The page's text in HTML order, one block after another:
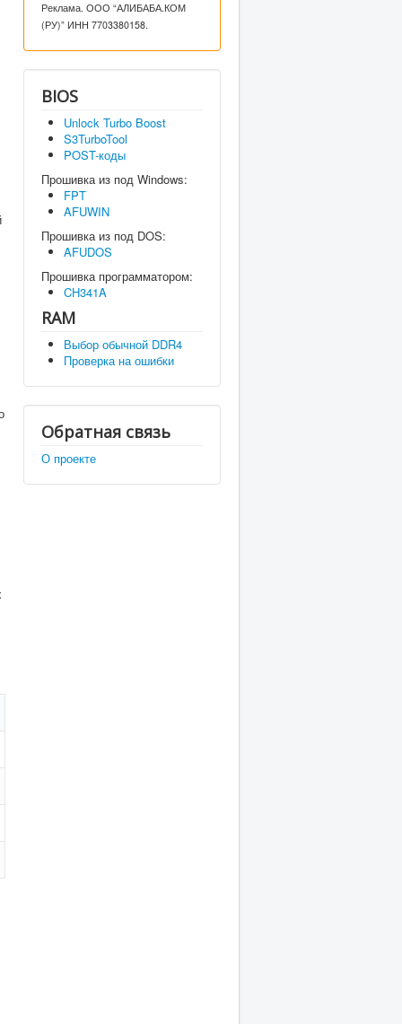
Реклама. ООО “АЛИБАБА.КОМ
(РУ)” ИНН 7703380158.
BIOS
Unlock Turbo Boost
S3TurboTool
POST-коды
Прошивка из под Windows:
FPT
AFUWIN
Прошивка из под DOS:
AFUDOS
Прошивка программатором:
CH341A
RAM
Выбор обычной DDR4
Проверка на ошибки
Обратная связь
О проекте